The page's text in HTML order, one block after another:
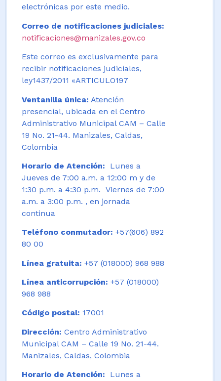
electrónicas por este medio.
Correo de notificaciones judiciales:
notificaciones@manizales.gov.co
Este correo es exclusivamente para
recibir notificaciones judiciales,
ley1437/2011 «ARTICULO197
Ventanilla única: Atención
presencial, ubicada en el Centro
Administrativo Municipal CAM – Calle
19 No. 21-44. Manizales, Caldas,
Colombia
Horario de Atención:
Lunes a
Jueves de 7:00 a.m. a 12:00 m y de
1:30 p.m. a 4:30 p.m. Viernes de 7:00
a.m. a 3:00 p.m. , en jornada
continua
Teléfono conmutador: +57(606) 892
80 00
Línea gratuita: +57 (018000) 968 988
Línea anticorrupción: +57 (018000)
968 988
Código postal: 17001
Dirección: Centro Administrativo
Municipal CAM – Calle 19 No. 21-44.
Manizales, Caldas, Colombia
Horario de Atención: Lunes a